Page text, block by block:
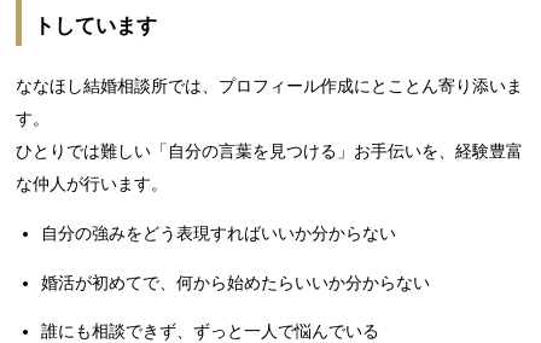
トしています
ななほし結婚相談所では、プロフィール作成にとことん寄り添いま
す。
ひとりでは難しい「自分の言葉を見つける」お手伝いを、経験豊富
な仲人が行います。
自分の強みをどう表現すればいいか分からない
婚活が初めてで、何から始めたらいいか分からない
誰にも相談できず、ずっと一人で悩んでいる